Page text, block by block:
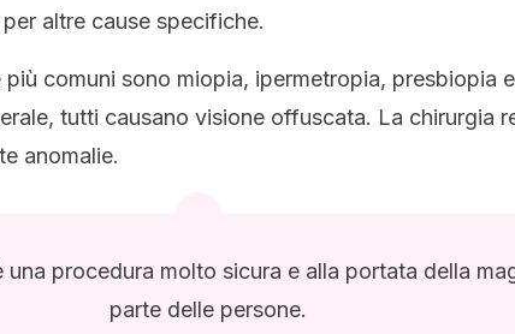
altre cause specifiche.
comuni sono miopia, ipermetropia, presbiopia e
tutti causano visione offuscata. La chirurgia
anomalie.
una procedura molto sicura e alla portata della
parte delle persone.